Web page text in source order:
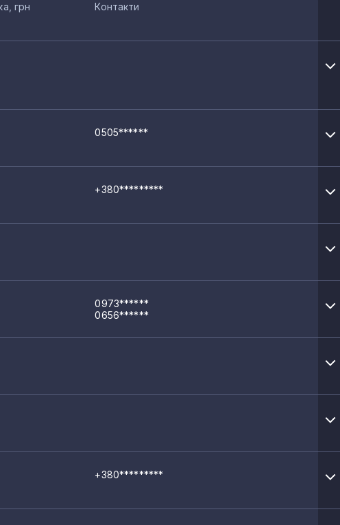
грн Контакти
0505******
+380*********
0973******
0656******
+380*********